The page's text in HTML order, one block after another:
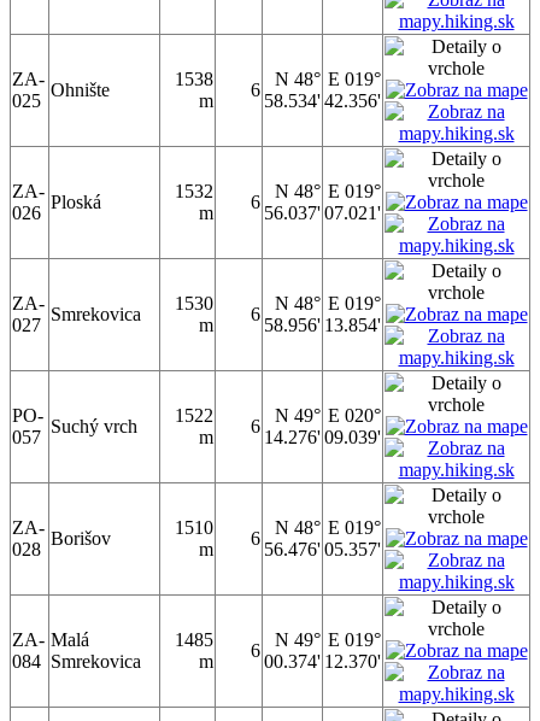
ZA-
025
Ohnište
1538
m
6
N 48°
58.534'
E 019°
42.356'
ZA-
026
Ploská
1532
m
6
N 48°
56.037'
E 019°
07.021'
ZA-
027
Smrekovica
1530
m
6
N 48°
58.956'
E 019°
13.854'
PO-
057
Suchý vrch
1522
m
6
N 49°
14.276'
E 020°
09.039'
ZA-
028
Borišov
1510
m
6
N 48°
56.476'
E 019°
05.357'
ZA-
084
Malá
Smrekovica
1485
m
6
N 49°
00.374'
E 019°
12.370'